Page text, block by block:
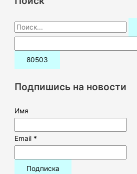
П
о
и
:Подпишись на новости
Имя
Email *